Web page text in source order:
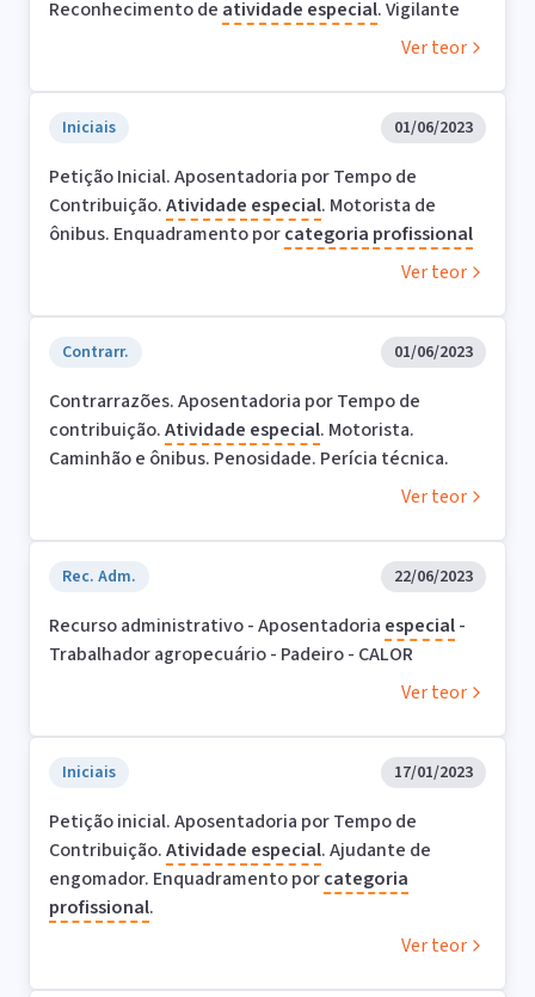
Reconhecimento de atividade especial. Vigilante
Ver teor
Iniciais 01/06/2023
Petição Inicial. Aposentadoria por Tempo de
Contribuição.Atividade especial. Motorista de
ônibus. Enquadramento porcategoria profissional
Ver teor
Contrarr. 01/06/2023
Contrarrazões. Aposentadoria por Tempo de
contribuição.Atividade especial. Motorista.
Caminhão e ônibus. Penosidade. Perícia técnica.
Ver teor
Rec. Adm. 22/06/2023
Recurso administrativo - Aposentadoria especial-
Trabalhador agropecuário - Padeiro - CALOR
Ver teor
Iniciais 17/01/2023
Petição inicial. Aposentadoria por Tempo de
Contribuição.Atividade especial. Ajudante de
engomador. Enquadramento porcategoria
profissional.
Ver teor